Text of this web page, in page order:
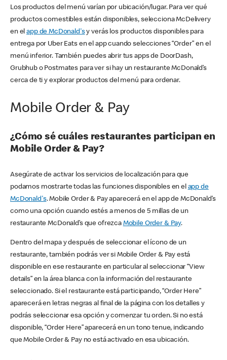
Los productos del menú varían por ubicación/lugar. Para ver qué
productos comestibles están disponibles, selecciona McDelivery
en elapp de McDonald'sy verás los productos disponibles para
entrega por Uber Eats en el app cuando selecciones “Order” en el
menú inferior. También puedes abrir tus apps de DoorDash,
Grubhub o Postmates para ver si hay un restaurante McDonald’s
cerca de ti y explorar productos del menú para ordenar.
Mobile Order & Pay
¿Cómo sé cuáles restaurantes participan en
Mobile Order & Pay?
Asegúrate de activar los servicios de localización para que
podamos mostrarte todas las funciones disponibles en el app de
McDonald's. Mobile Order & Pay aparecerá en el app de McDonald’s
como una opción cuando estés a menos de 5 millas de un
restaurante McDonald’s que ofrezca Mobile Order & Pay.
Dentro del mapa y después de seleccionar el ícono de un
restaurante, también podrás ver si Mobile Order & Pay está
disponible en ese restaurante en particular al seleccionar “View
details” en la área blanca con la información del restaurante
seleccionado. Si el restaurante está participando, “Order Here”
aparecerá en letras negras al final de la página con los detalles y
podrás seleccionar esa opción y comenzar tu orden. Si no está
disponible, “Order Here” aparecerá en un tono tenue, indicando
que Mobile Order & Pay no está activado en esa ubicación.